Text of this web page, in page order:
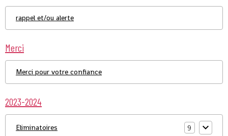
rappel et/ou alerte
Merci
Merci pour votre confiance
2023-2024
Eliminatoires 9